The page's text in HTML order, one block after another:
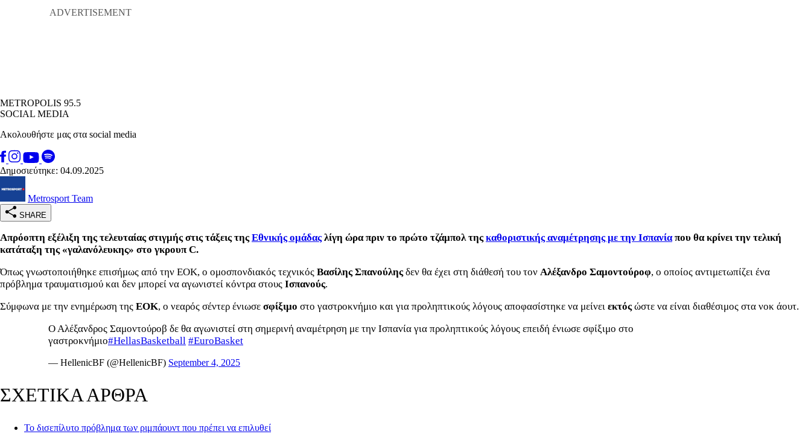
METROPOLIS 95.5
SOCIAL MEDIA
Ακολουθήστε μας στα social media
Δημοσιεύτηκε: 04.09.2025
Metrosport Team
SHARE
Απρόοπτη εξέλιξη της τελευταίας στιγμής στις τάξεις τηςΕθνικής ομάδαςλίγη ώρα πριν το πρώτο τζάμπολ τηςκαθοριστικής αναμέτρησης με την Ισπανίαπου θα κρίνει την τελική
κατάταξη της «γαλανόλευκης» στο γκρουπ C.
Όπως γνωστοποιήθηκε επισήμως από την ΕΟΚ, ο ομοσπονδιακός τεχνικός Βασίλης Σπανούληςδεν θα έχει στη διάθεσή του τον Αλέξανδρο Σαμοντούροφ, ο οποίος αντιμετωπίζει ένα
πρόβλημα τραυματισμού και δεν μπορεί να αγωνιστεί κόντρα στους Ισπανούς.
Σύμφωνα με την ενημέρωση της ΕΟΚ, ο νεαρός σέντερ ένιωσε σφίξιμο στο γαστροκνήμιο και για προληπτικούς λόγους αποφασίστηκε να μείνει εκτόςώστε να είναι διαθέσιμος στα νοκ άουτ.
Ο Αλέξανδρος Σαμοντούροβ δε θα αγωνιστεί στη σημερινή αναμέτρηση με την Ισπανία για προληπτικούς λόγους επειδή ένιωσε σφίξιμο στο
γαστροκνήμιο#HellasBasketball #EuroBasket
— HellenicBF (@HellenicBF) September 4, 2025
ΣΧΕΤΙΚΑ ΑΡΘΡΑ
To δισεπίλυτο πρόβλημα των ριμπάουντ που πρέπει να επιλυθεί